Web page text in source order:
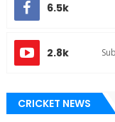
6.5k
2.8k
CRICKET NEWS